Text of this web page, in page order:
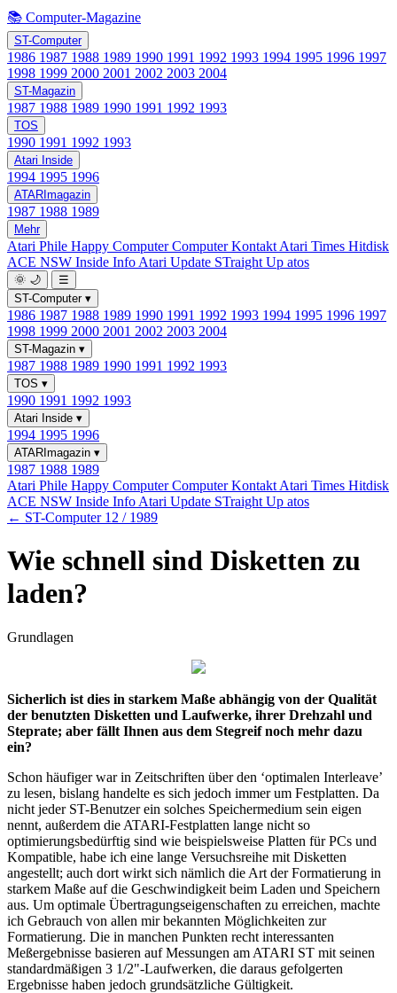
📚 Computer-Magazine
ST-Computer
1986 1987 1988 1989 1990 1991 1992 1993 1994 1995 1996 1997
1998 1999 2000 2001 2002 2003 2004
ST-Magazin
1987 1988 1989 1990 1991 1992 1993
TOS
1990 1991 1992 1993
Atari Inside
1994 1995 1996
ATARImagazin
1987 1988 1989
Mehr
Atari Phile Happy ComputerComputer Kontakt Atari Times Hitdisk
ACE NSW Inside Info Atari Update STraight Up atos
🌞 🌙
☰
ST-Computer ▾
1986 1987 1988 1989 1990 1991 1992 1993 1994 1995 1996 1997
1998 1999 2000 2001 2002 2003 2004
ST-Magazin ▾
1987 1988 1989 1990 1991 1992 1993
TOS ▾
1990 1991 1992 1993
Atari Inside ▾
1994 1995 1996
ATARImagazin ▾
1987 1988 1989
Atari Phile Happy ComputerComputer Kontakt Atari Times Hitdisk
ACE NSW Inside Info Atari Update STraight Up atos
← ST-Computer 12 / 1989
Wie schnell sind Disketten zu
laden?
Grundlagen
Sicherlich ist dies in starkem Maße abhängig von der Qualität
der benutzten Disketten und Laufwerke, ihrer Drehzahl und
Steprate; aber fällt Ihnen aus dem Stegreif noch mehr dazu
ein?
Schon häufiger war in Zeitschriften über den ‘optimalen Interleave’
zu lesen, bislang handelte es sich jedoch immer um Festplatten. Da
nicht jeder ST-Benutzer ein solches Speichermedium sein eigen
nennt, außerdem die ATARI-Festplatten lange nicht so
optimierungsbedürftig sind wie beispielsweise Platten für PCs und
Kompatible, habe ich eine lange Versuchsreihe mit Disketten
angestellt; auch dort wirkt sich nämlich die Art der Formatierung in
starkem Maße auf die Geschwindigkeit beim Laden und Speichern
aus. Um optimale Übertragungseigenschaften zu erreichen, machte
ich Gebrauch von allen mir bekannten Möglichkeiten zur
Formatierung. Die in manchen Punkten recht interessanten
Meßergebnisse basieren auf Messungen am ATARI ST mit seinen
standardmäßigen 3 1/2"-Laufwerken, die daraus gefolgerten
Ergebnisse haben jedoch grundsätzliche Gültigkeit.